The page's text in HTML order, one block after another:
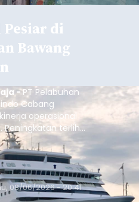
di
Bawang
-PT Pelabuhan
Cabang
operasional
terlihat
1,48 juta Gross
persen
tahun lalu
GT.
08/06/2026 - 20:41